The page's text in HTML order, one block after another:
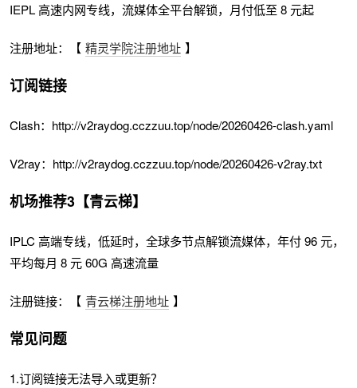
IEPL 高速内网专线，流媒体全平台解锁，月付低至 8 元起
注册地址：【 精灵学院注册地址 】
订阅链接
Clash：http://v2raydog.cczzuu.top/node/20260426-clash.yaml
V2ray：http://v2raydog.cczzuu.top/node/20260426-v2ray.txt
机场推荐3【青云梯】
IPLC 高端专线，低延时，全球多节点解锁流媒体，年付 96 元，
平均每月 8 元 60G 高速流量
注册链接：【 青云梯注册地址 】
常见问题
1.订阅链接无法导入或更新？